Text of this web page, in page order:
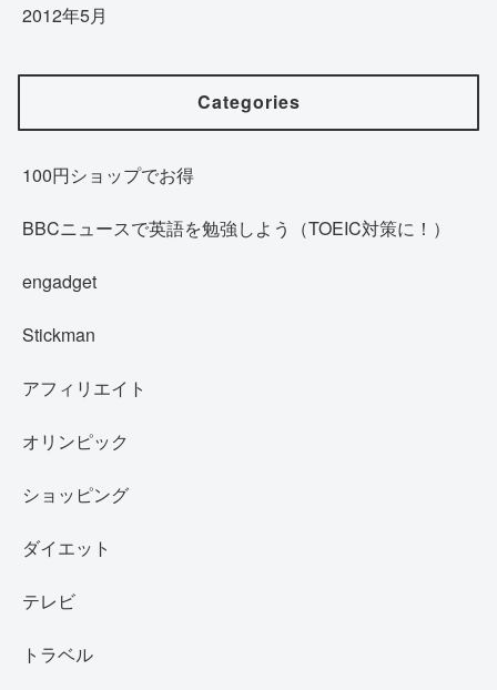
2012年5月
Categories
100円ショップでお得
BBCニュースで英語を勉強しよう（TOEIC対策に！）
engadget
Stickman
アフィリエイト
オリンピック
ショッピング
ダイエット
テレビ
トラベル